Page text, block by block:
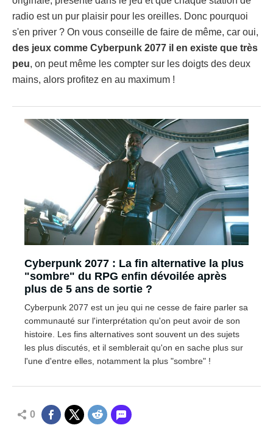
radio est un pur plaisir pour les oreilles. Donc pourquoi
s'en priver ? On vous conseille de faire de même, car oui,
des jeux comme Cyberpunk 2077 il en existe que très
peu, on peut même les compter sur les doigts des deux
mains, alors profitez en au maximum !
Cyberpunk 2077 : La fin alternative la plus
"sombre" du RPG enfin dévoilée après
plus de 5 ans de sortie ?
Cyberpunk 2077 est un jeu qui ne cesse de faire parler sa
communauté sur l'interprétation qu'on peut avoir de son
histoire. Les fins alternatives sont souvent un des sujets
les plus discutés, et il semblerait qu'on en sache plus sur
l'une d'entre elles, notamment la plus "sombre" !
0